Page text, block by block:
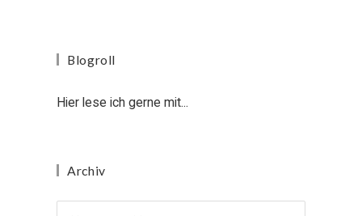
Blogroll
Hier lese ich gerne mit...
Archiv